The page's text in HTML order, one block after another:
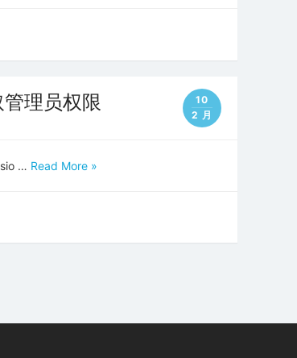
理员权限
10
2 月
… Read More »